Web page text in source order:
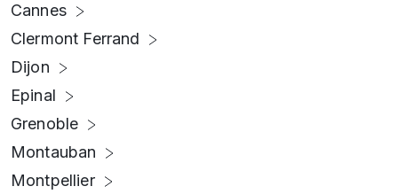
Cannes
Clermont Ferrand
Dijon
Epinal
Grenoble
Montauban
Montpellier